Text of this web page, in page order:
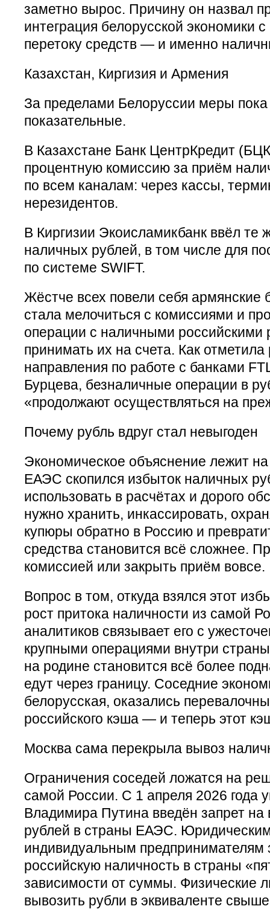
заметно вырос. Причину он назвал
интеграция белорусской экономики
перетоку средств — и именно
Казахстан, Киргизия и Армения
За пределами Белоруссии меры
показательные.
В Казахстане Банк ЦентрКредит
процентную комиссию за приём
по всем каналам: через кассы,
нерезидентов.
В Киргизии Экоисламикбанк ввёл те
наличных рублей, в том числе для
по системе SWIFT.
Жёстче всех повели себя армянские
стала мелочиться с комиссиями и
операции с наличными
принимать их на счета. Как отметила
направления по работе с банками
Бурцева, безналичные операции в
«продолжают осуществляться на
Почему рубль вдруг стал невыгоден
Экономическое объяснение лежит
ЕАЭС скопился избыток наличных
использовать в расчётах и дорого
нужно хранить, инкассировать,
купюры обратно в Россию и
средства становится всё сложнее.
комиссией или закрыть приём вовсе.
Вопрос в том, откуда взялся этот
рост притока наличности из самой
аналитиков связывает его с
крупными операциями внутри
на родине становится всё более
едут через границу. Соседние
белорусская, оказались
российского кэша — и теперь этот
Москва сама перекрыла вывоз
Ограничения соседей ложатся на
самой России. С 1 апреля 2026 года
Владимира Путина введён запрет
рублей в страны ЕАЭС.
индивидуальным предпринимателям
российскую наличность в страны
зависимости от суммы. Физические
вывозить рубли в эквиваленте